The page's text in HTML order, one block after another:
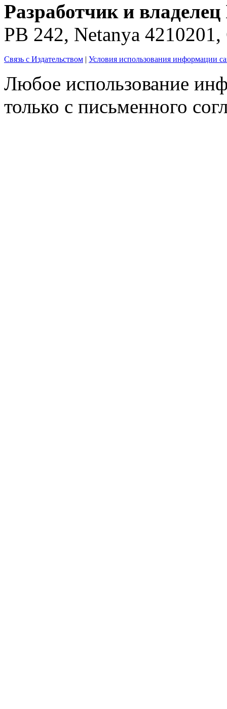
Разработчик и
PB 242, Netanya
Связь с Издательством | Условия использования информации
Любое использование
только с письменного